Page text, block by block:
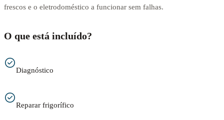
frescos e o eletrodoméstico a funcionar sem falhas.
O que está incluído?
Diagnóstico
Reparar frigorífico